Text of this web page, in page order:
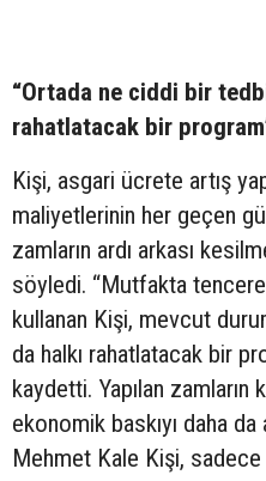
“Ortada ne ciddi bir
rahatlatacak bir
Kişi, asgari ücrete artış
maliyetlerinin her geçen
zamların ardı arkası
söyledi. “Mutfakta
kullanan Kişi, mevcut
da halkı rahatlatacak bir
kaydetti. Yapılan
ekonomik baskıyı daha
Mehmet Kale Kişi, sadece